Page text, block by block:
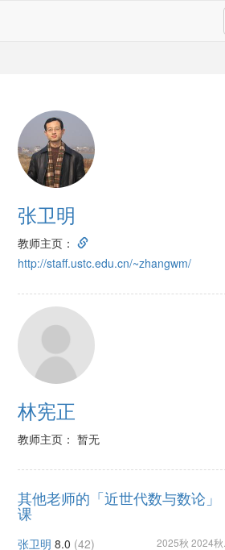
张卫明
教师主页：
http://staff.ustc.edu.cn/~zhangwm/
林宪正
教师主页： 暂无
其他老师的「近世代数与数论」
课
张卫明 8.0 (42) 2025秋 2024秋...